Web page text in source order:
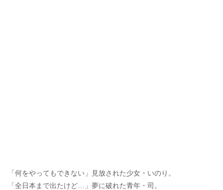
「何をやってもできない」見放された少女・いのり。
「全日本まで出たけど…」夢に破れた青年・司。